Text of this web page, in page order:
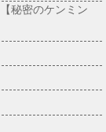
秘密のケンミン